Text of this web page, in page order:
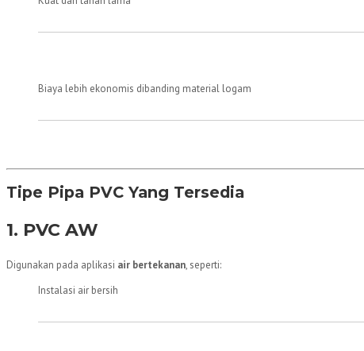
Biaya lebih ekonomis dibanding material logam
Tipe Pipa PVC Yang Tersedia
1. PVC AW
Digunakan pada aplikasi air bertekanan, seperti:
Instalasi air bersih